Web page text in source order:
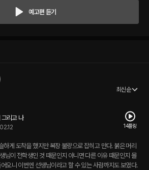
예고편 듣기
최신순
리고 나
14플링
하게 도착을 했지만 복장 불량으로 잡히고 만다. 붉은 머리
님이 전학생인 것 때문인지 아니면 다른 이유 때문인지 몰
오니 이번엔 선생님이라고 할 수 있는 사람까지도 보였다.